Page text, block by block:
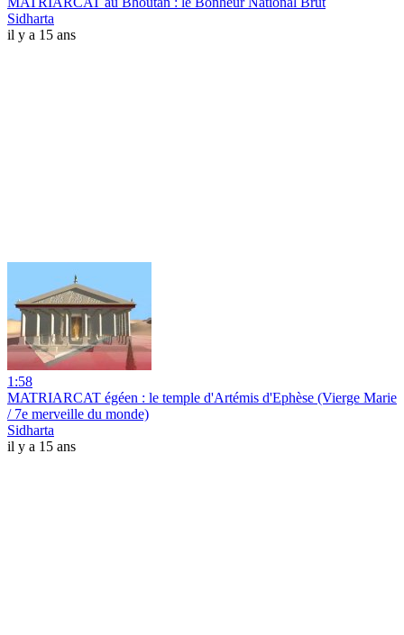
Sidharta
il y a 15 ans
1:58
MATRIARCAT égéen : le temple d'Artémis d'Ephèse (Vierge Marie
/ 7e merveille du monde)
Sidharta
il y a 15 ans